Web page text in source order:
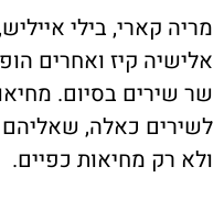
מריה קארי, בילי
אלישיה קיז ואחרים
שר שירים בסיום.
לשירים כאלה,
ולא רק מחיאות כפיים.